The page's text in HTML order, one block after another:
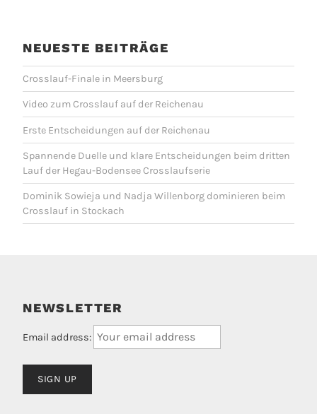
NEUESTE BEITRÄGE
Crosslauf-Finale in Meersburg
Video zum Crosslauf auf der Reichenau
Erste Entscheidungen auf der Reichenau
Spannende Duelle und klare Entscheidungen beim dritten
Lauf der Hegau-Bodensee Crosslaufserie
Dominik Sowieja und Nadja Willenborg dominieren beim
Crosslauf in Stockach
NEWSLETTER
Email address: